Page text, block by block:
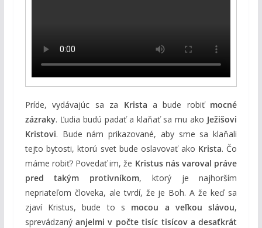
Príde, vydávajúc sa za Krista a bude robiť mocné
zázraky. Ľudia budú padať a klaňať sa mu ako Ježišovi
Kristovi. Bude nám prikazované, aby sme sa klaňali
tejto bytosti, ktorú svet bude oslavovať ako Krista. Čo
máme robiť? Povedať im, že Kristus nás varoval práve
pred takým protivníkom, ktorý je najhorším
nepriateľom človeka, ale tvrdí, že je Boh. A že keď sa
zjaví Kristus, bude to s mocou a veľkou slávou,
sprevádzanýanjelmi v počte tisíc tisícov a desaťkrát